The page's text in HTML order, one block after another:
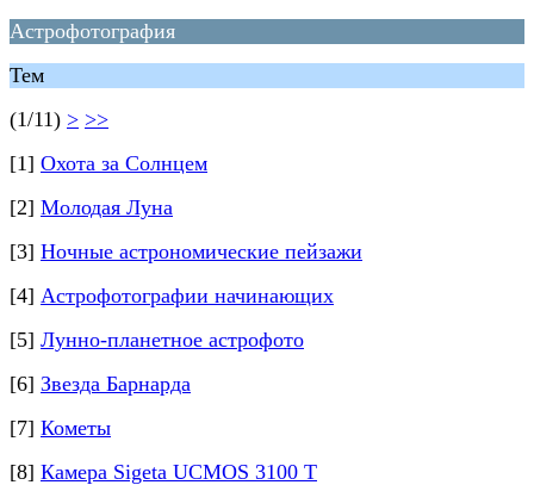
Астрофотография
Тем
(1/11) > >>
[1] Охота за Солнцем
[2] Молодая Луна
[3] Ночные астрономические пейзажи
[4] Астрофотографии начинающих
[5] Лунно-планетное астрофото
[6] Звезда Барнарда
[7] Кометы
[8] Камера Sigeta UCMOS 3100 T